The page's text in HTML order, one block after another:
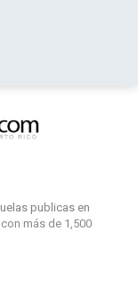
publicas en
más de 1,500